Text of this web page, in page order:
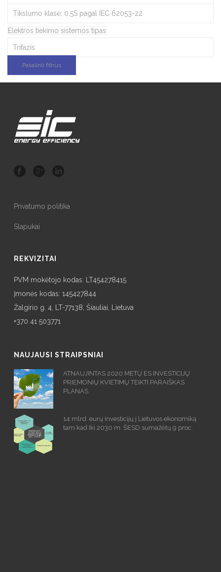
Tikslumo klasė: 0,5S pagal IEC 62053-22
Elektros tiekimo sistemos tipas
Trifazis
Pašalinti filtrus
Privatumo politika
Slapukai
REKVIZITAI
PVM mokėtojo kodas: LT454278415
Įmonės kodas: 145427844
Žalgirio g. 4, LT-77138, Šiauliai, Lietuva
+370 41 503771
NAUJAUSI STRAIPSNIAI
ATNAUJINTAS 2020 METŲ ES INVESTICIJŲ
PRIEMONIŲ KVIETIMŲ TEIKTI PARAIŠKAS
PLANAS
14 mlrd. eurų investicijų į Lietuvos ekonomiką
tam kad Iki 2030 m. ŠESD sumažėtų 9 proc.